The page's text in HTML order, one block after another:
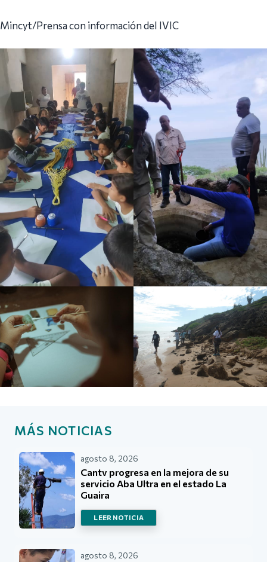
Mincyt/Prensa con información del IVIC
MÁS NOTICIAS
agosto 8, 2026
Cantv progresa en la mejora de su
servicio Aba Ultra en el estado La
Guaira
LEER NOTICIA
agosto 8, 2026